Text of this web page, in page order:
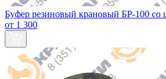
Буфер резиновый крановый БР-100 со
от 1 300